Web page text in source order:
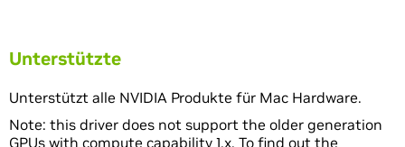
Unterstützte
Unterstützt alle NVIDIA Produkte für Mac Hardware.
Note: this driver does not support the older generation
GPUs with compute capability 1.x. To find out the